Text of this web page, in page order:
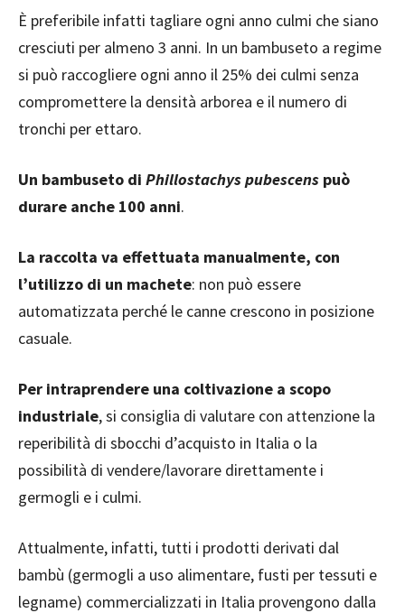
È preferibile infatti tagliare ogni anno culmi che siano
cresciuti per almeno 3 anni. In un bambuseto a regime
si può raccogliere ogni anno il 25% dei culmi senza
compromettere la densità arborea e il numero di
tronchi per ettaro.
Un bambuseto di Phillostachys pubescens può
durare anche 100 anni.
La raccolta va effettuata manualmente, con
l’utilizzo di un machete: non può essere
automatizzata perché le canne crescono in posizione
casuale.
Per intraprendere una coltivazione a scopo
industriale, si consiglia di valutare con attenzione la
reperibilità di sbocchi d’acquisto in Italia o la
possibilità di vendere/lavorare direttamente i
germogli e i culmi.
Attualmente, infatti, tutti i prodotti derivati dal
bambù (germogli a uso alimentare, fusti per tessuti e
legname) commercializzati in Italia provengono dalla